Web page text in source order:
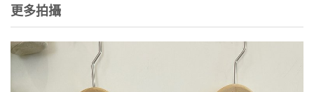
更多拍攝